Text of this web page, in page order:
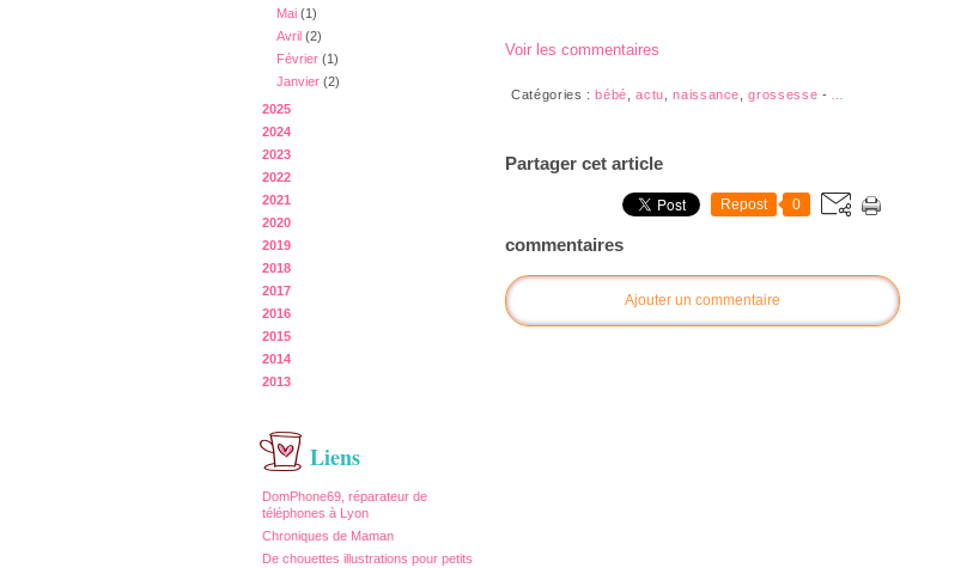
Mai (1)
Avril (2)
Février (1)
Janvier (2)
2025
2024
2023
2022
2021
2020
2019
2018
2017
2016
2015
2014
2013
Liens
DomPhone69, réparateur de
téléphones à Lyon
Chroniques de Maman
De chouettes illustrations pour petits
Voir les commentaires
Catégories :bébé ,actu ,naissance ,grossesse -
Partager cet article
Repost 0
commentaires
Ajouter un commentaire